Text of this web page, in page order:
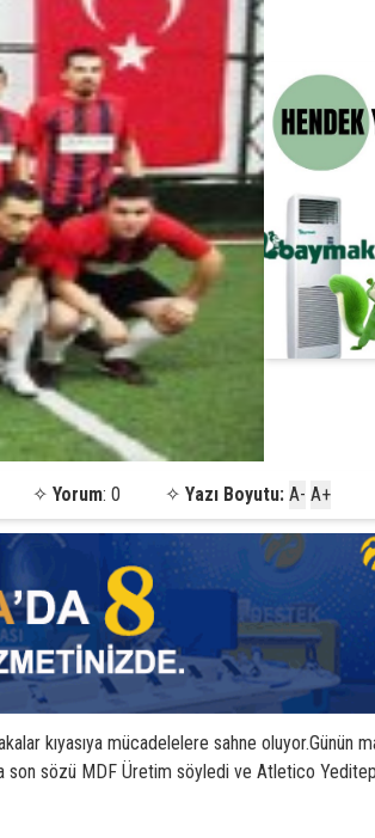
✧ Yorum: 0 ✧Yazı Boyutu: A- A+
kıyasıya mücadelelere sahne oluyor.Günün
son sözü MDF Üretim söyledi ve Atletico